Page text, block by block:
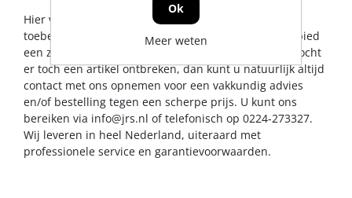
Hier vindt u alles op het gebied van buizen en
toebehoren. De Jong & Roos BV probeert u op dit gebied
een zo breed mogelijk assortiment aan te bieden. Mocht
er toch een artikel ontbreken, dan kunt u natuurlijk altijd
contact met ons opnemen voor een vakkundig advies
en/of bestelling tegen een scherpe prijs. U kunt ons
bereiken via info@jrs.nl of telefonisch op 0224-273327.
Wij leveren in heel Nederland, uiteraard met
professionele service en garantievoorwaarden.
Ok
Meer weten